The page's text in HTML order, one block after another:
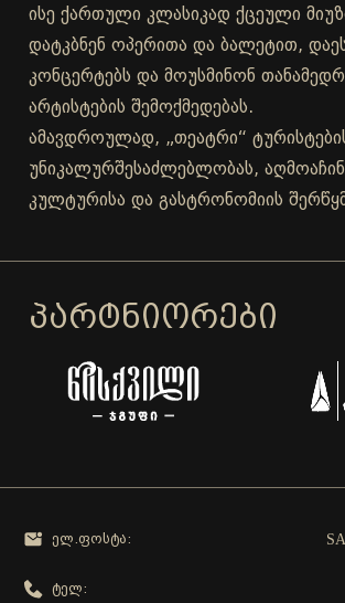
ისე ქართული კლასიკად ქცეული
დატკბნენ ოპერითა და ბალეტით,
კონცერტებს და მოუსმინონ
არტისტების შემოქმედებას.
ამავდროულად, „თეატრი“
უნიკალურშესაძლებლობას,
კულტურისა და გასტრონომიის
ᲞᲐᲠᲢᲜᲘᲝᲠᲔᲑᲘ
ელ.ფოსტა:
ტელ: